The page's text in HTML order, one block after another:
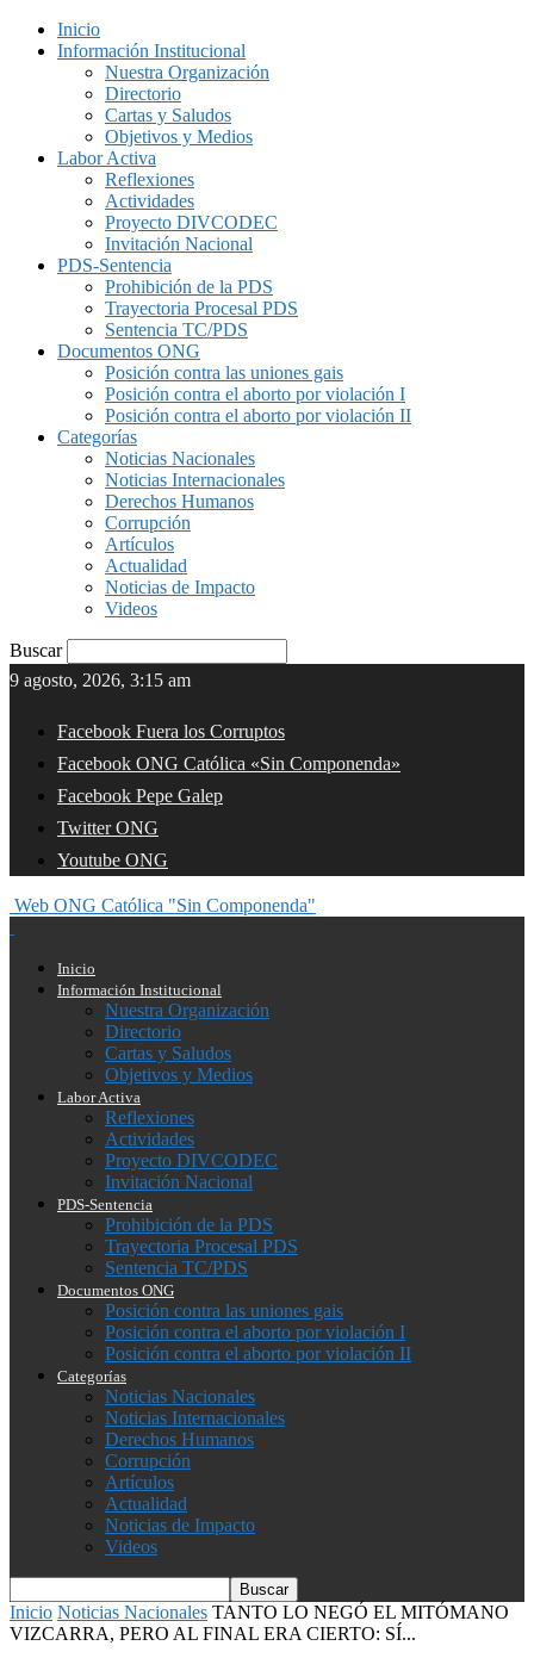
Inicio
Información Institucional
Nuestra Organización
Directorio
Cartas y Saludos
Objetivos y Medios
Labor Activa
Reflexiones
Actividades
Proyecto DIVCODEC
Invitación Nacional
PDS-Sentencia
Prohibición de la PDS
Trayectoria Procesal PDS
Sentencia TC/PDS
Documentos ONG
Posición contra las uniones gais
Posición contra el aborto por violación I
Posición contra el aborto por violación II
Categorías
Noticias Nacionales
Noticias Internacionales
Derechos Humanos
Corrupción
Artículos
Actualidad
Noticias de Impacto
Videos
Buscar
9 agosto, 2026, 3:15 am
Facebook Fuera los Corruptos
Facebook ONG Católica «Sin Componenda»
Facebook Pepe Galep
Twitter ONG
Youtube ONG
Web ONG Católica "Sin Componenda"
Inicio
Información Institucional
Nuestra Organización
Directorio
Cartas y Saludos
Objetivos y Medios
Labor Activa
Reflexiones
Actividades
Proyecto DIVCODEC
Invitación Nacional
PDS-Sentencia
Prohibición de la PDS
Trayectoria Procesal PDS
Sentencia TC/PDS
Documentos ONG
Posición contra las uniones gais
Posición contra el aborto por violación I
Posición contra el aborto por violación II
Categorías
Noticias Nacionales
Noticias Internacionales
Derechos Humanos
Corrupción
Artículos
Actualidad
Noticias de Impacto
Videos
Inicio Noticias Nacionales TANTO LO NEGÓ EL MITÓMANO
VIZCARRA, PERO AL FINAL ERA CIERTO: SÍ...